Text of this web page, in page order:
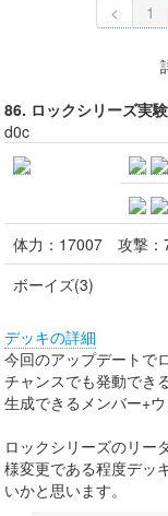
< 1
86. ロックシリーズ実
d0c
体力： 17007 攻撃：
ボーイズ(3)
デッキの詳細
今回のアップデートで
チャンスでも発動でき
生成できるメンバー+
ロックシリーズのリー
様変更である程度デッ
いかと思います。